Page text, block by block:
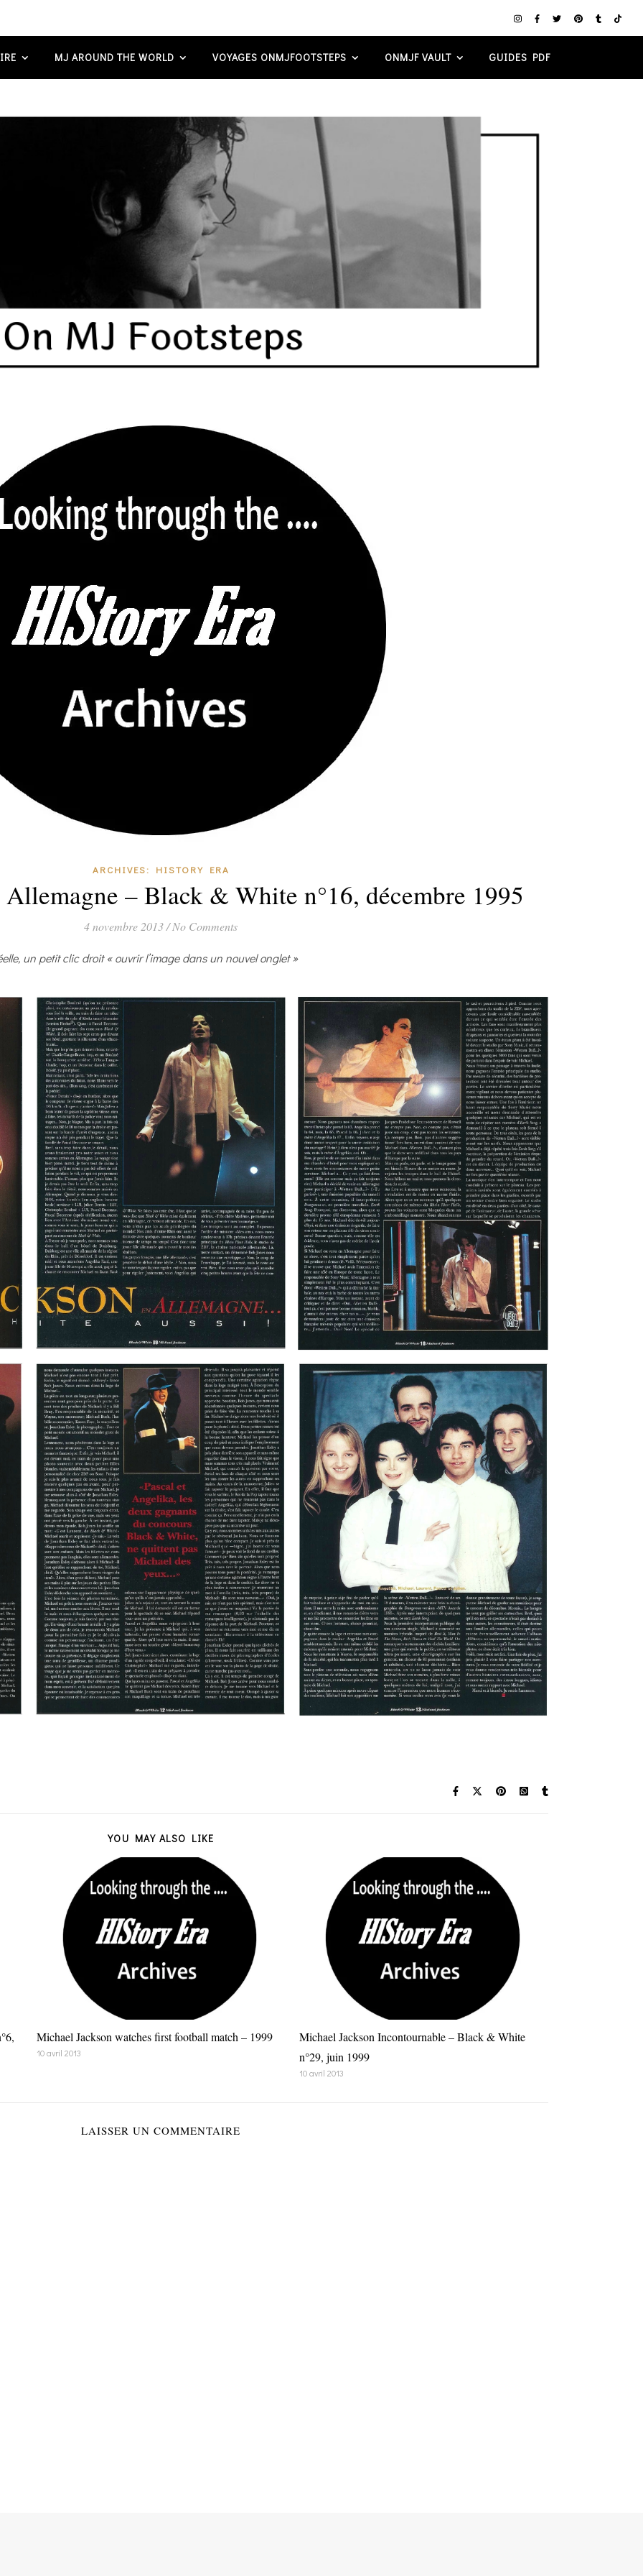
MJ AROUND THE WORLD VOYAGES ONMJFOOTSTEPS ONMJF VAULT GUIDES PDF
ARCHIVES: HISTORY ERA
– Black & White n°16, décembre 1995
4 novembre 2013/ No Comments
un petit clic droit « ouvrir l’image dans un nouvel onglet »
YOU MAY ALSO LIKE
Michael Jackson watches first football match – 1999
10 avril 2013
Michael Jackson Incontournable – Black & White
n°29, juin 1999
10 avril 2013
LAISSER UN COMMENTAIRE